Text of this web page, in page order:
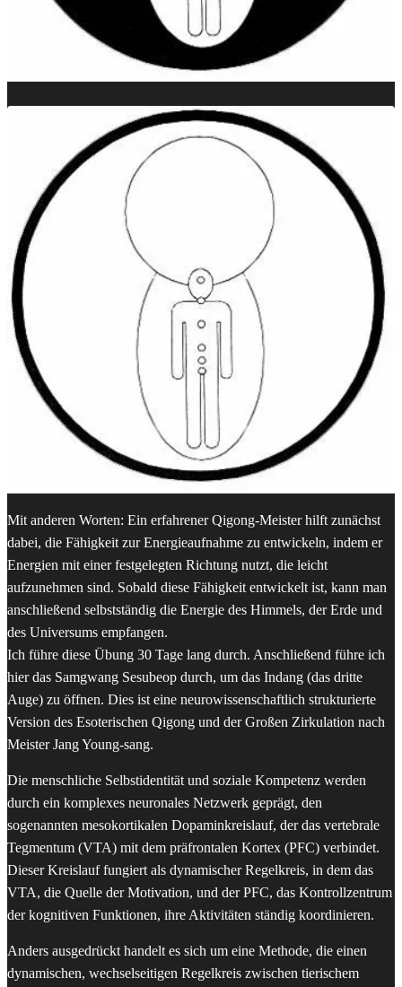
Mit anderen Worten: Ein erfahrener Qigong-Meister hilft zunächst
dabei, die Fähigkeit zur Energieaufnahme zu entwickeln, indem er
Energien mit einer festgelegten Richtung nutzt, die leicht
aufzunehmen sind. Sobald diese Fähigkeit entwickelt ist, kann man
anschließend selbstständig die Energie des Himmels, der Erde und
des Universums empfangen.
Ich führe diese Übung 30 Tage lang durch. Anschließend führe ich
hier das Samgwang Sesubeop durch, um das Indang (das dritte
Auge) zu öffnen. Dies ist eine neurowissenschaftlich strukturierte
Version des Esoterischen Qigong und der Großen Zirkulation nach
Meister Jang Young-sang.
Die menschliche Selbstidentität und soziale Kompetenz werden
durch ein komplexes neuronales Netzwerk geprägt, den
sogenannten mesokortikalen Dopaminkreislauf, der das vertebrale
Tegmentum (VTA) mit dem präfrontalen Kortex (PFC) verbindet.
Dieser Kreislauf fungiert als dynamischer Regelkreis, in dem das
VTA, die Quelle der Motivation, und der PFC, das Kontrollzentrum
der kognitiven Funktionen, ihre Aktivitäten ständig koordinieren.
Anders ausgedrückt handelt es sich um eine Methode, die einen
dynamischen, wechselseitigen Regelkreis zwischen tierischem